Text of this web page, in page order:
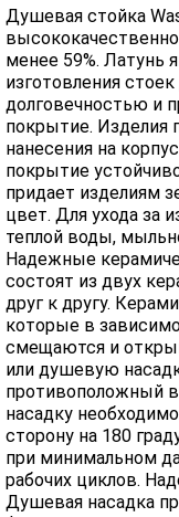
Душевая стойка
менее 59%. Латунь
изготовления
долговечностью и
покрытие. Изделия
нанесения на
покрытие
придает изделиям
цвет. Для ухода за
теплой воды,
Надежные
состоят из двух
друг к другу.
которые в
смещаются и
или душевую
противоположный
насадку
сторону на 180
при минимальном
рабочих циклов.
Душевая насадка